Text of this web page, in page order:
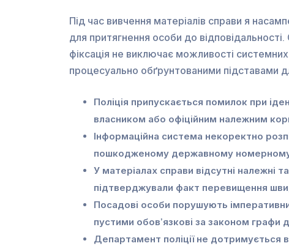
Під час вивчення матеріалів справи я
для притягнення особи до
фіксація не виключає можливості
процесуально обґрунтованими підставами
Поліція припускається помилок при
власником або офіційним належним
Інформаційна система некоректно
пошкодженому державному номерному
У матеріалах справи відсутні належні
підтверджували факт перевищення
Посадові особи порушують
пустими обов’язкові за законом графи
Департамент поліції не дотримується